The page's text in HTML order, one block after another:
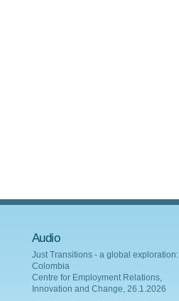
Audio
Just Transitions - a global exploration:
Colombia
Centre for Employment Relations,
Innovation and Change, 26.1.2026